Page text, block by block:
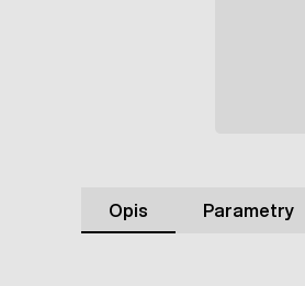
Opis Parametry